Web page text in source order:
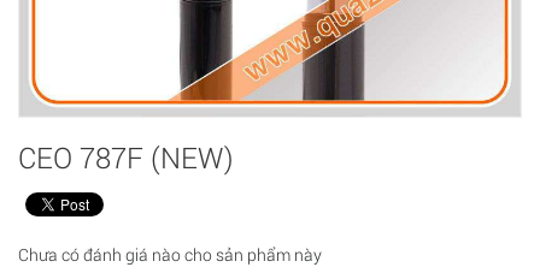
CEO 787F (NEW)
Chưa có đánh giá nào cho sản phẩm này